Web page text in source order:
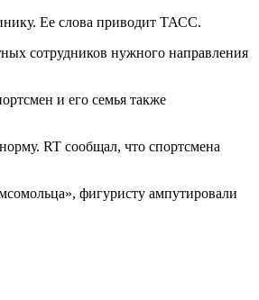
Ее слова приводит ТАСС.
сотрудников нужного направления
и его семья также
RT сообщал, что спортсмена
фигуристу ампутировали